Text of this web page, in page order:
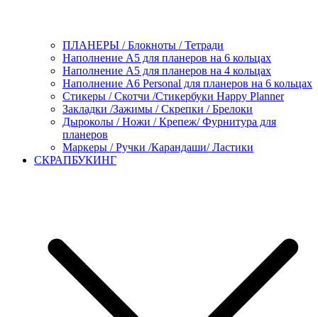
ПЛАНЕРЫ / Блокноты / Тетради
Наполнение А5 для планеров на 6 кольцах
Наполнение А5 для планеров на 4 кольцах
Наполнение А6 Personal для планеров на 6 кольцах
Стикеры / Скотчи /Стикербуки Happy Planner
Закладки /Зажимы / Скрепки / Брелоки
Дыроколы / Ножи / Крепеж/ Фурнитура для
планеров
Маркеры / Ручки /Карандаши/ Ластики
СКРАПБУКИНГ